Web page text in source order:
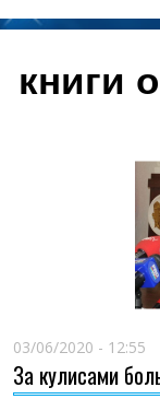
книги
03/06/2020 - 12:55
За кулисами